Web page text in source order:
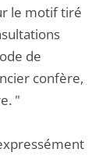
le motif tiré
de
confère,
"